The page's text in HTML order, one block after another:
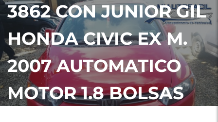
3862 CON JUNIOR GIL
HONDA CIVIC EX M.
2007 AUTOMATICO
MOTOR 1.8 BOLSAS